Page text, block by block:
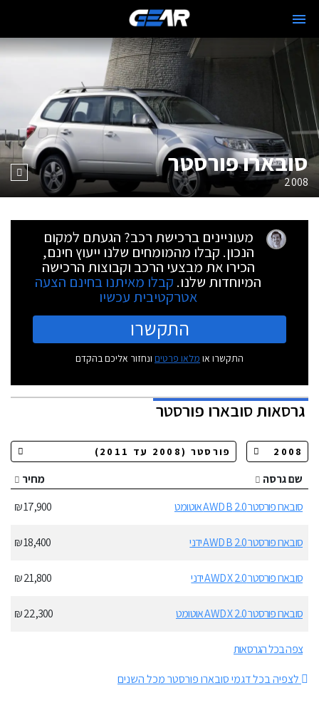
סובארו פורסטר
2008
מעוניינים ברכישת רכב? הגעתם למקום
הנכון. קבלו מהמומחים שלנו ייעוץ חינם,
הכירו את מבצעי הרכב וקבוצות הרכישה
המיוחדות שלנו. קבלו מאיתנו בחינם הצעה
אטרקטיבית עכשיו
התקשרו
התקשרו או מלאו פרטים ונחזור אליכם בהקדם
גרסאותסובארו פורסטר
שם גרסה
מחיר
סובארו פורסטר 2.0 AWD B אוטומט
17,900 ₪
סובארו פורסטר 2.0 AWD B ידני 18,400 ₪
סובארו פורסטר 2.0 AWD X ידני 21,800 ₪
סובארו פורסטר 2.0 AWD X אוטומט 22,300 ₪
צפה בכל הגרסאות
לצפיה בכל דגמי סובארו פורסטר מכל השנים